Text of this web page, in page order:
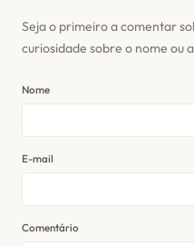
Seja o primeiro a comentar
curiosidade sobre o nome ou
Nome
E-mail
Comentário